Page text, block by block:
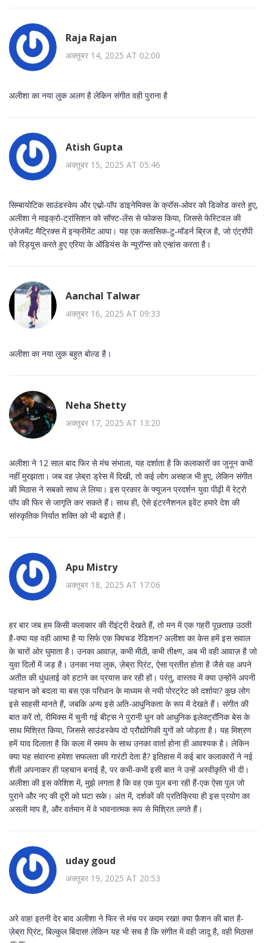
Raja Rajan
अक्तूबर 14, 2025 AT 02:00
अलीशा का नया लुक अलग है लेकिन संगीत वही पुराना है
Atish Gupta
अक्तूबर 15, 2025 AT 05:46
सिम्बायोटिक साउंडस्केप और एथ्नो‑पॉप डाइनेमिक्स के क्रॉस‑ओवर को डिकोड करते हुए,
अलीशा ने माइक्रो‑ट्रांसिशन को सॉफ्ट‑लेंस से फोकस किया, जिससे फेस्टिवल की
एंजेजमेंट मैट्रिक्स में इन्क्रीमेंट आया। यह एक क्लासिक‑टु‑मॉडर्न ब्रिज है, जो एंट्रॉपी
को रिड्यूस करते हुए एरिया के ऑडियंस के न्यूरॉन्स को एन्हांस करता है।
Aanchal Talwar
अक्तूबर 16, 2025 AT 09:33
अलीशा का नया लुक बहुत बोल्ड है।
Neha Shetty
अक्तूबर 17, 2025 AT 13:20
अलीशा ने 12 साल बाद फिर से मंच संभाला, यह दर्शाता है कि कलाकारों का जुनून कभी
नहीं मुरझाता। जब वह ज़ेब्रा ड्रेस में दिखी, तो कई लोग असहज भी हुए, लेकिन संगीत
की मिठास ने सबको साथ ले लिया। इस प्रकार के फ्यूजन प्रदर्शन युवा पीढ़ी में रेट्रो
पॉप की फिर से जागृति कर सकते हैं। साथ ही, ऐसे इंटरनैशनल इवेंट हमारे देश की
सांस्कृतिक निर्यात शक्ति को भी बढ़ाते हैं।
Apu Mistry
अक्तूबर 18, 2025 AT 17:06
हर बार जब हम किसी कलाकार की रीइंट्री देखते हैं, तो मन में एक गहरी पूछताछ उठती
है-क्या यह वही आत्मा है या सिर्फ एक क्विचड रेंडिशन? अलीशा का केस हमें इस सवाल
के चारों ओर घुमाता है। उनका आवाज़, कभी मीठी, कभी तीक्ष्ण, अब भी वही आवाज़ है जो
युवा दिलों में जड़ है। उनका नया लुक, ज़ेब्रा प्रिंट, ऐसा प्रतीत होता है जैसे वह अपने
अतीत की धुंधलाई को हटाने का प्रयास कर रही हों। परंतु, वास्तव में क्या उन्होंने अपनी
पहचान को बदला या बस एक परिधान के माध्यम से नयी पोरट्रेट को दर्शाया? कुछ लोग
इसे साहसी मानते हैं, जबकि अन्य इसे अति-आधुनिकता के रूप में देखते हैं। संगीत की
बात करें तो, रीमिक्स में चुनी गई बीट्स ने पुरानी धुन को आधुनिक इलेक्ट्रॉनिक बेस के
साथ मिश्रित किया, जिससे साउंडस्केप दो प्रौद्योगिकी युगों को जोड़ता है। यह मिश्रण
हमें याद दिलाता है कि कला में समय के साथ उनका वार्ता होना ही आवश्यक है। लेकिन
क्या यह संवारना हमेशा सफलता की गारंटी देता है? इतिहास में कई बार कलाकारों ने नई
शैली अपनाकर ही पहचान बनाई है, पर कभी-कभी इसी बात ने उन्हें अस्वीकृति भी दी।
अलीशा की इस कोशिश में, मुझे लगता है कि वह एक पुल बना रही हैं-एक ऐसा पुल जो
पुराने और नए की दूरी को घटा सके। अंत में, दर्शकों की प्रतिक्रिया ही इस प्रयोग का
असली माप है, और वर्तमान में वे भावनात्मक रूप से मिश्रित लगते हैं।
uday goud
अक्तूबर 19, 2025 AT 20:53
अरे वाह! इतनी देर बाद अलीशा ने फिर से मंच पर कदम रखा! क्या फ़ैशन की बात है-
ज़ेब्रा प्रिंट, बिल्कुल बिंदास! लेकिन यह भी सच है कि संगीत में वही जादू है, वही मिठास!